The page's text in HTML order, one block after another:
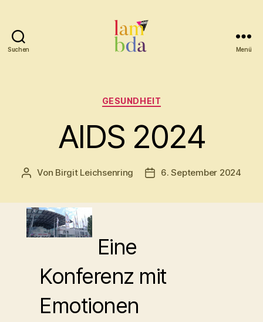
Suchen Menü
Kategorien
GESUNDHEIT
AIDS 2024
Beitragsautor
Von Birgit Leichsenring Beitragsdatum
6. September 2024
Eine
Konferenz mit
Emotionen